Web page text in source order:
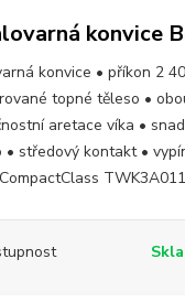
konvice
konvice • příkon 2
topné těleso •
aretace víka •
• středový kontakt •